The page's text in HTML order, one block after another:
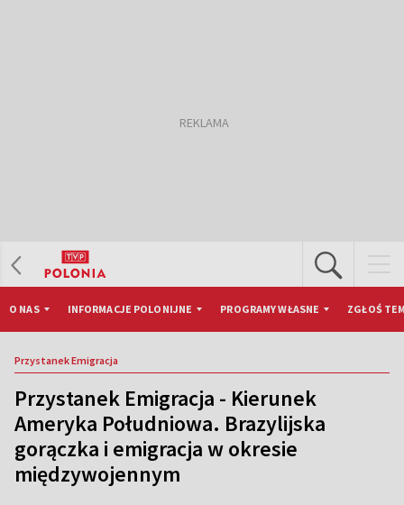
O NAS INFORMACJE POLONIJNE PROGRAMY WŁASNE ZGŁOŚ
Przystanek Emigracja
Przystanek Emigracja - Kierunek
Ameryka Południowa. Brazylijska
gorączka i emigracja w okresie
międzywojennym